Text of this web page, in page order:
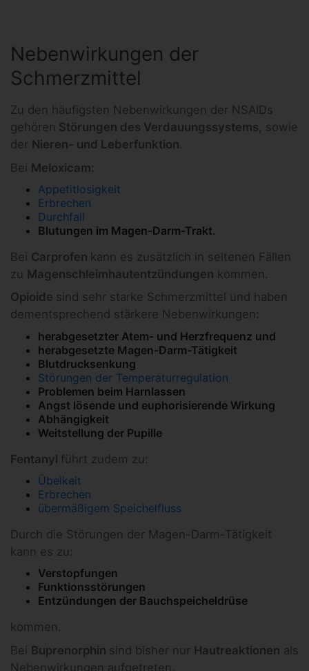
Nebenwirkungen der
Schmerzmittel
Zu den häufigsten Nebenwirkungen der NSAIDs
gehören Störungen des Verdauungssystems, sowie
der Nieren- und Leberfunktion.
Bei Meloxicam:
Appetitlosigkeit
Erbrechen
Durchfall
Blutungen im Magen-Darm-Trakt.
Bei Carprofen kann es zusätzlich in seltenen Fällen
zu Magenschleimhautentzündungen kommen.
Opioide sind sehr starke Schmerzmittel und haben
dementsprechend stärkere Nebenwirkungen:
herabgesetzter Atem- und Herzfrequenz und
herabgesetzte Magen-Darm-Tätigkeit
Blutdrucksenkung
Störungen der Temperaturregulation
Problemen beim Harnlassen
Angst lösende und euphorisierende Wirkung
Abhängigkeit
Weitstellung der Pupille
Fentanyl führt zudem zu:
Übelkeit
Erbrechen
übermäßigem Speichelfluss
Durch die Störungen der Magen-Darm-Tätigkeit
kann es zu:
Verstopfungen
Funktionsstörungen
Entzündungen der Bauchspeicheldrüse
kommen.
Bei Buprenorphin sind bisher nur Hautreaktionen als
Nebenwirkungen aufgetreten.